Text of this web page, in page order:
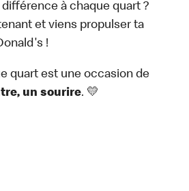
à chaque quart ?
et viens propulser ta
!
quart est une occasion de
un sourire. 💛